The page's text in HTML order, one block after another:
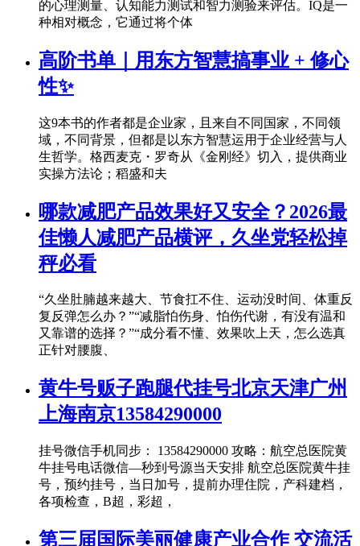
的心理测量、认知能力测试和智力测验来评估。IQ是一
种相对概念，它通过将个体
高阶书单｜用东方智慧搞事业 + 修心
性✨
这9本书的作者都是企业家，且来自不同国家，不同领
域，不同背景，但都是以东方智慧运用于企业经营与人
生哲学。格西麦克・罗奇从《金刚经》切入，提供商业
实操方法论；稻盛和夫
哪款减肥产品效果好又安全？2026最
佳懒人减肥产品横评，久坐党轻松掉
秤必看
“久坐肚腩越来越大、节食扛不住、运动没时间、体重反
复反弹怎么办？”“减脂怕伤身、怕伤代谢，有没有温和
又靠谱的选择？”“成分看不懂、效果吹上天，怎么选真
正针对腰腹、
黄牛号贩子跑腿代挂号北京天津广州
上海南京13584290000
挂号微信手机同步： 13584290000 攻略：航空总医院黄
牛挂号电话微信—秒到号源当天安排 航空总医院黄牛挂
号，预约挂号，当日加号，提前办理住院，产科建档，
各项检查，B超，彩超，
第三届国际美丽健康产业合作 交流活